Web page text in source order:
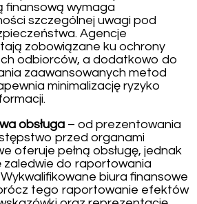
finansową wymaga
szczególnej uwagi pod
Agencje
zobowiązane ku ochrony
odbiorców, a dodatkowo do
zaawansowanych metod
minimalizację ryzyko
obsługa – od prezentowania
przed organami
oferuje pełną obsługę, jednak
zaledwie do raportowania
biura finansowe
tego raportowanie efektów